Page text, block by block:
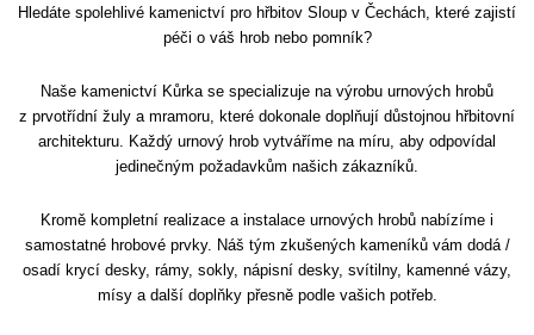
Hledáte spolehlivé kamenictví pro hřbitov Sloup v Čechách, které zajistí
péči o váš hrob nebo pomník?
Naše kamenictví Kůrka se specializuje na výrobu urnových hrobů
z prvotřídní žuly a mramoru, které dokonale doplňují důstojnou hřbitovní
architekturu. Každý urnový hrob vytváříme na míru, aby odpovídal
jedinečným požadavkům našich zákazníků.
Kromě kompletní realizace a instalace urnových hrobů nabízíme i
samostatné hrobové prvky. Náš tým zkušených kameníků vám dodá /
osadí krycí desky, rámy, sokly, nápisní desky, svítilny, kamenné vázy,
mísy a další doplňky přesně podle vašich potřeb.